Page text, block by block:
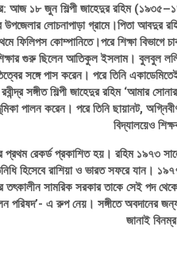
আজ ১৮ জুন শিল্পী জাহেদুর রহিম
উপজেলার লোচনাপাড়া গ্রামে।পিতা আবদুর
ফিলিপস কোম্পানিতে।পরে শিক্ষা বিভাগে
গুরু ছিলেন আতিকুল ইসলাম। বুলবুল
সঙ্গে পাস করেন। পরে তিনি
সঙ্গীত শিল্পী জাহেদুর রহিম ‘আমার
পালন করেন। পরে তিনি ছায়ানট,
বিদ্যালয়েও
প্রথম রেকর্ড প্রকাশিত হয়। রহিম ১৯৭৩
হিসেবে রাশিয়া ও ভারত সফরে যান।
সামরিক সরকার তাকে সেই পদ
পরিষদ’- এ রুপ নেয়। সঙ্গীতে
জানাই